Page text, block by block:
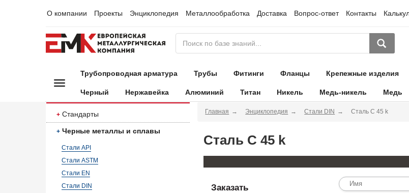
О компании Проекты Энциклопедия Металлообработка Доставка Вопрос-ответ Контакты
Трубопроводная арматура Трубы Фитинги Фланцы Крепежные изделия
Черный Нержавейка Алюминий Титан Никель Медь-никель Медь
Стандарты
Черные металлы и сплавы
Стали API
Стали ASTM
Стали EN
Стали DIN
Главная Энциклопедия Стали DIN Сталь C 45 k
Сталь C 45 k
Заказать